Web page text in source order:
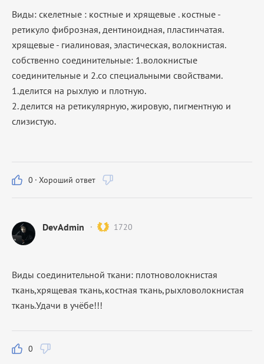
Виды: скелетные : костные и хрящевые . костные -
ретикуло фиброзная, дентиноидная, пластинчатая.
хрящевые - гиалиновая, эластическая, волокнистая.
собственно соединительные: 1.волокнистые
соединительные и 2.со специальными свойствами.
1.делится на рыхлую и плотную.
2. делится на ретикулярную, жировую, пигментную и
слизистую.
0 · Хороший ответ
DevAdmin 1720
Виды соединительной ткани: плотноволокнистая
ткань,хрящевая ткань,костная ткань,рыхловолокнистая
ткань.Удачи в учёбе!!!
0